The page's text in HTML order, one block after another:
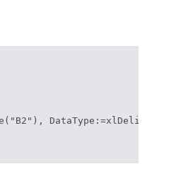
DataType:=xlDelimited, _